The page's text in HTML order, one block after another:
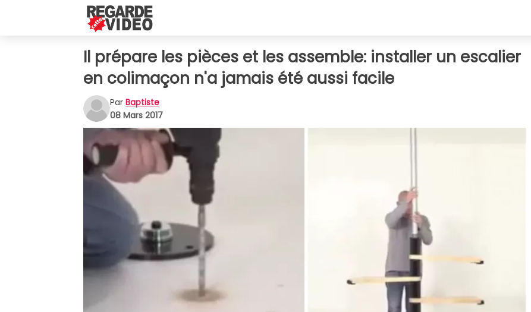
Il prépare les pièces et les assemble: installer un escalier
en colimaçon n'a jamais été aussi facile
Par Baptiste
08 Mars 2017